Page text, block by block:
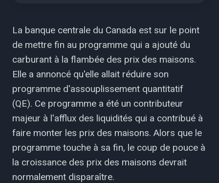
La banque centrale du Canada est sur le point
de mettre fin au programme qui a ajouté du
carburant à la flambée des prix des maisons.
Elle a annoncé qu'elle allait réduire son
programme d'assouplissement quantitatif
(QE). Ce programme a été un contributeur
majeur à l'afflux des liquidités qui a contribué à
faire monter les prix des maisons. Alors que le
programme touche à sa fin, le coup de pouce à
la croissance des prix des maisons devrait
normalement disparaître.